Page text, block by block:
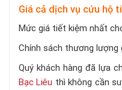
Giá cả dịch vụ cứu hộ
Mức giá tiết kiệm nhất
Chính sách thương lượng
Quý khách hàng đã lựa
Bạc Liêu thì không cần